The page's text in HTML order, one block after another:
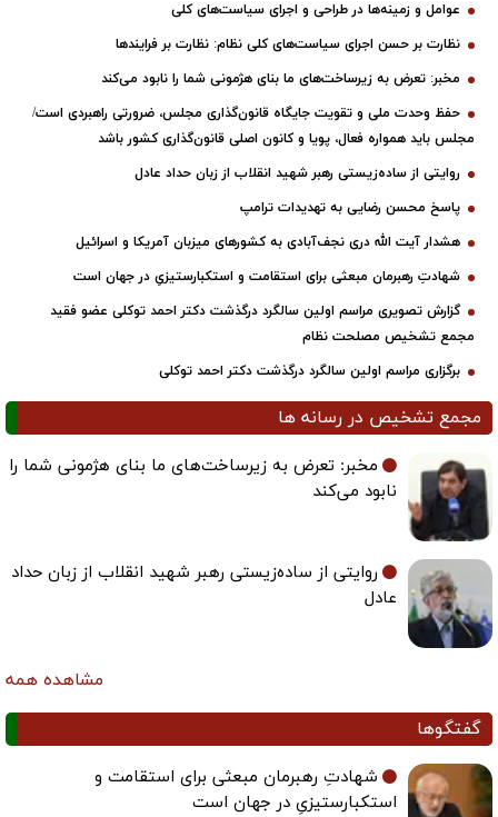
عوامل و زمینه‌ها در طراحی و اجرای سیاست‌های کلی
نظارت بر حسن اجرای سیاست‌های کلی نظام: نظارت بر فرایندها
مخبر: تعرض به زیرساخت‌های ما بنای هژمونی شما را نابود می‌کند
حفظ وحدت ملی و تقویت جایگاه قانون‌گذاری مجلس، ضرورتی راهبردی است/
مجلس باید همواره فعال، پویا و کانون اصلی قانون‌گذاری کشور باشد
روایتی از ساده‌زیستی رهبر شهید انقلاب از زبان حداد عادل
پاسخ محسن رضایی به تهدیدات ترامپ
هشدار آیت الله دری نجف‌آبادی به کشورهای میزبان آمریکا و اسرائیل
شهادتِ رهبرمان مبعثی برای استقامت و استکبارستیزیِ در جهان است
گزارش تصویری مراسم اولین سالگرد درگذشت دکتر احمد توکلی عضو فقید
مجمع تشخیص مصلحت نظام
برگزاری مراسم اولین سالگرد درگذشت دکتر احمد توکلی
مجمع تشخیص در رسانه ها
مخبر: تعرض به زیرساخت‌های ما بنای هژمونی شما را
نابود می‌کند
روایتی از ساده‌زیستی رهبر شهید انقلاب از زبان حداد
عادل
مشاهده همه
گفتگوها
شهادتِ رهبرمان مبعثی برای استقامت و
استکبارستیزیِ در جهان است